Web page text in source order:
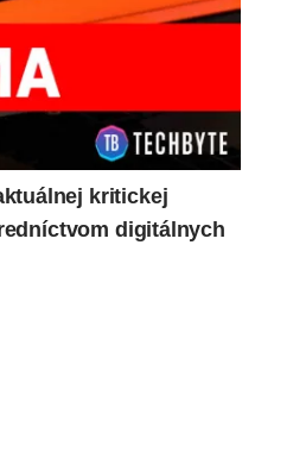
kritickej
digitálnych